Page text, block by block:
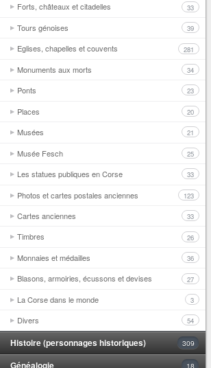
Forts, châteaux et citadelles 33
Tours génoises 39
Eglises, chapelles et couvents 281
Monuments aux morts 34
Ponts 23
Places 20
Musées 21
Musée Fesch 25
Les statues publiques en Corse 33
Photos et cartes postales anciennes 123
Cartes anciennes 33
Timbres 26
Monnaies et médailles 36
Blasons, armoiries, écussons et devises 27
La Corse dans le monde 3
Divers 54
Histoire (personnages historiques) 309
Généalogie 18